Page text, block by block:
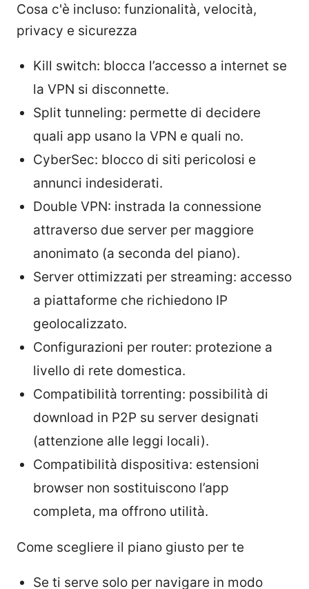
Cosa c'è incluso: funzionalità, velocità,
privacy e sicurezza
Kill switch: blocca l’accesso a internet se
la VPN si disconnette.
Split tunneling: permette di decidere
quali app usano la VPN e quali no.
CyberSec: blocco di siti pericolosi e
annunci indesiderati.
Double VPN: instrada la connessione
attraverso due server per maggiore
anonimato (a seconda del piano).
Server ottimizzati per streaming: accesso
a piattaforme che richiedono IP
geolocalizzato.
Configurazioni per router: protezione a
livello di rete domestica.
Compatibilità torrenting: possibilità di
download in P2P su server designati
(attenzione alle leggi locali).
Compatibilità dispositiva: estensioni
browser non sostituiscono l’app
completa, ma offrono utilità.
Come scegliere il piano giusto per te
Se ti serve solo per navigare in modo